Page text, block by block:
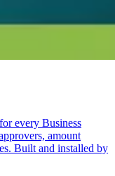
every Business
amount
Built and installed by